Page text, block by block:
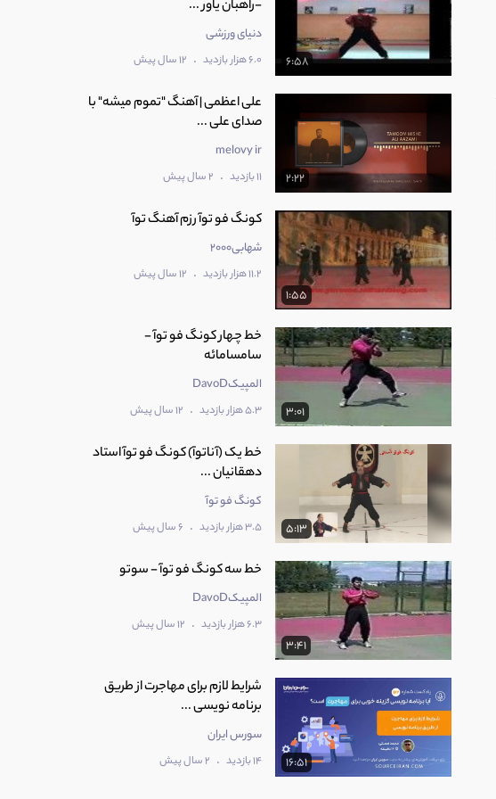
6:58
-راهبان یاور ...
دنیای ورزشی
6.0 هزار بازدید . 12 سال پیش
2:22
علی اعظمی | آهنگ "تموم میشه" با
صدای علی ...
melovy ir
11 بازدید . 2 سال پیش
1:55
کونگ فو توآ رزم آهنگ توآ
شهابی2000
11.2 هزار بازدید . 12 سال پیش
3:01
خط چهار کونگ فو توآ -
سامسامائه
المپیکDavoD
5.3 هزار بازدید . 12 سال پیش
5:13
خط یک (آناتوآ) کونگ فو توآ استاد
دهقانیان ...
کونگ فو توآ
3.5 هزار بازدید . 6 سال پیش
3:41
خط سه کونگ فو توآ - سوتو
المپیکDavoD
6.3 هزار بازدید . 12 سال پیش
16:51
شرایط لازم برای مهاجرت از طریق
برنامه نویسی ...
سورس ایران
14 بازدید . 2 سال پیش